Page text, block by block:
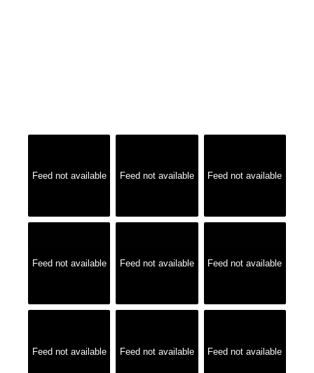
Feed not available Feed not available Feed not available
Feed not available Feed not available Feed not available
Feed not available Feed not available Feed not available